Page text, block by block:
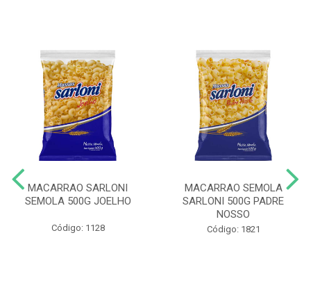
MACARRAO SARLONI
SEMOLA 500G JOELHO
Código: 1128
MACARRAO SEMOLA
SARLONI 500G PADRE
NOSSO
Código: 1821